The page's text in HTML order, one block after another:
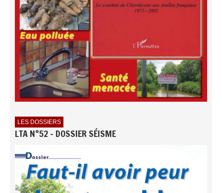
LES DOSSIERS
LTA N°52 - DOSSIER SÉISME